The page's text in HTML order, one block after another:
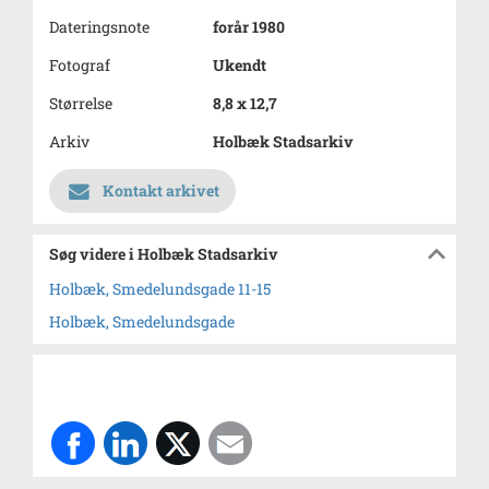
Dateringsnote
forår 1980
Fotograf
Ukendt
Størrelse
8,8 x 12,7
Arkiv
Holbæk Stadsarkiv
Kontakt arkivet
Søg videre i Holbæk Stadsarkiv
Holbæk, Smedelundsgade 11-15
Holbæk, Smedelundsgade